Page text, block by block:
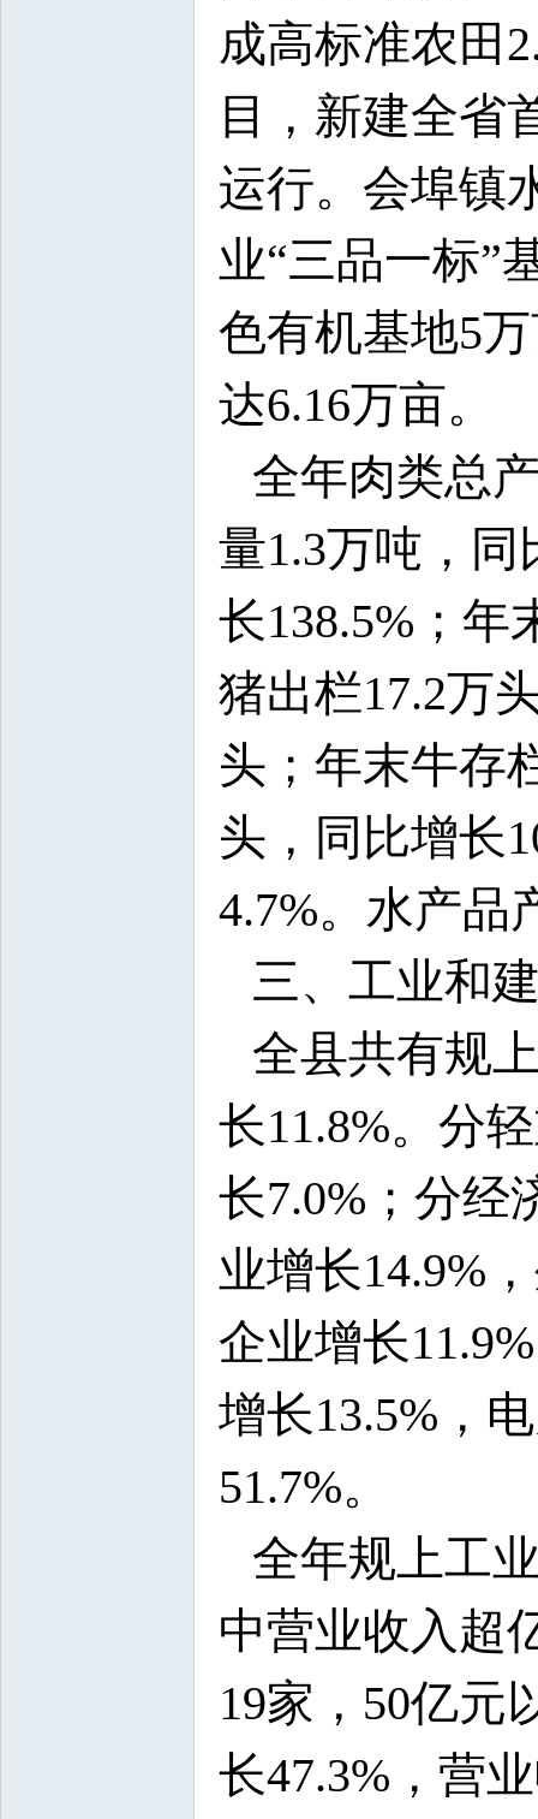
成高标准农田
目，新建全省
运行。会埠镇
业“三品一标”
色有机基地5
达6.16万亩。
全年肉类总
量1.3万吨，同
长138.5%；年
猪出栏17.2万
头；年末牛存
头，同比增长
4.7%。水产品
三、工业和
全县共有规
长11.8%。分
长7.0%；分经
业增长14.9%
企业增长
增长13.5%，
51.7%。
全年规上工
中营业收入超
19家，50亿元
长47.3%，营